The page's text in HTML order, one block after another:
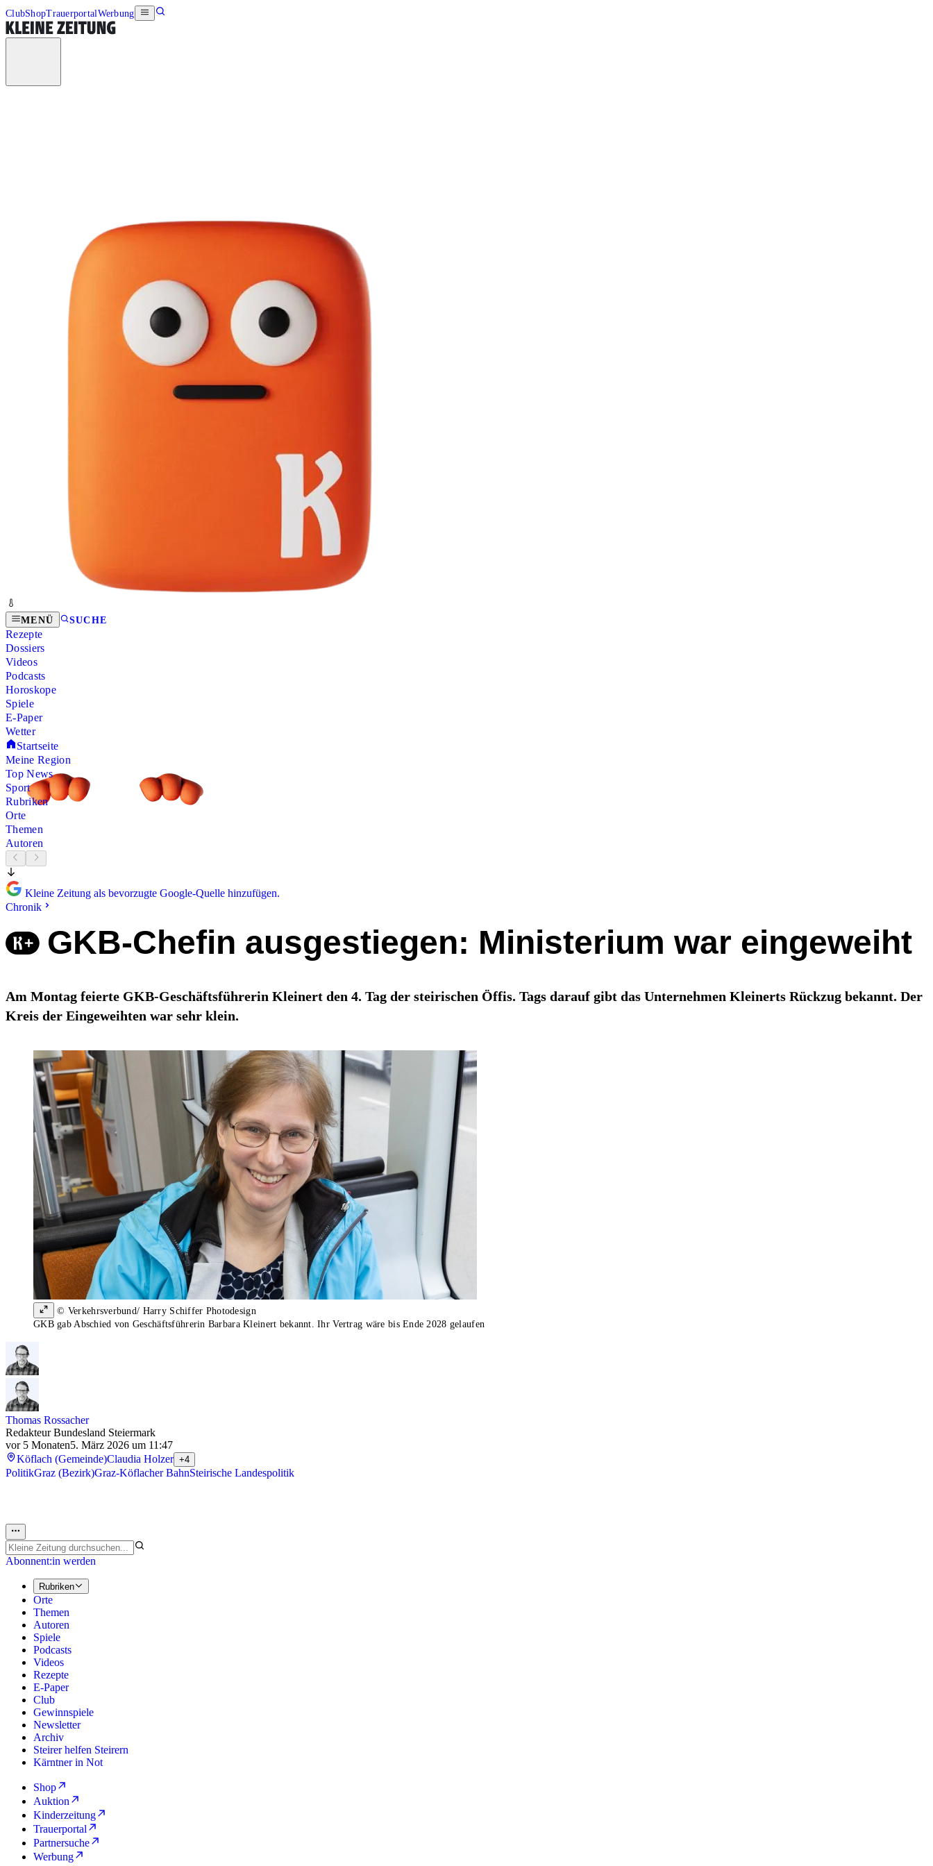
ClubShopTrauerportalWerbung
MENÜ SUCHE
Rezepte
Dossiers
Videos
Podcasts
Horoskope
Spiele
E-Paper
Wetter
Startseite
Meine Region
Top News
Sport
Rubriken
Orte
Themen
Autoren
Kleine Zeitung als bevorzugte Google-Quelle hinzufügen.
Chronik
GKB-Chefin ausgestiegen: Ministerium war eingeweiht
Am Montag feierte GKB-Geschäftsführerin Kleinert den 4. Tag der steirischen Öffis. Tags darauf gibt das Unternehmen Kleinerts Rückzug bekannt. Der
Kreis der Eingeweihten war sehr klein.
© Verkehrsverbund/ Harry Schiffer Photodesign
GKB gab Abschied von Geschäftsführerin Barbara Kleinert bekannt. Ihr Vertrag wäre bis Ende 2028 gelaufen
Thomas Rossacher
Redakteur Bundesland Steiermark
vor 5 Monaten5. März 2026 um 11:47
Köflach (Gemeinde)Claudia Holzer +4
PolitikGraz (Bezirk)Graz-Köflacher BahnSteirische Landespolitik
Abonnent:in werden
Rubriken
Orte
Themen
Autoren
Spiele
Podcasts
Videos
Rezepte
E-Paper
Club
Gewinnspiele
Newsletter
Archiv
Steirer helfen Steirern
Kärntner in Not
Shop
Auktion
Kinderzeitung
Trauerportal
Partnersuche
Werbung